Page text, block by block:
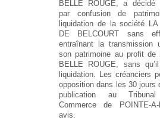
BELLE ROUGE, a décidé
par confusion de
liquidation de la société LA
DE BELCOURT sans
entraînant la transmission
son patrimoine au profit de
BELLE ROUGE, sans
liquidation. Les créanciers
opposition dans les 30 jours
publication au
Commerce de POINTE-
avis.